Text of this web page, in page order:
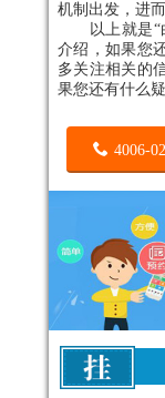
机制出发，进
以上就是“白
介绍，如果您
多关注相关的
果您还有什么
4006-